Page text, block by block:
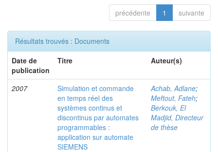
précédente 1 suivante
Résultats trouvés : Documents
Date de
publication
Titre Auteur(s)
2007
Simulation et commande
en temps réel des
systèmes continus et
discontinus par automates
programmables :
application sur automate
SIEMENS
Achab, Adlane;
Meftout, Fateh;
Berkouk, El
Madjid, Directeur
de thèse